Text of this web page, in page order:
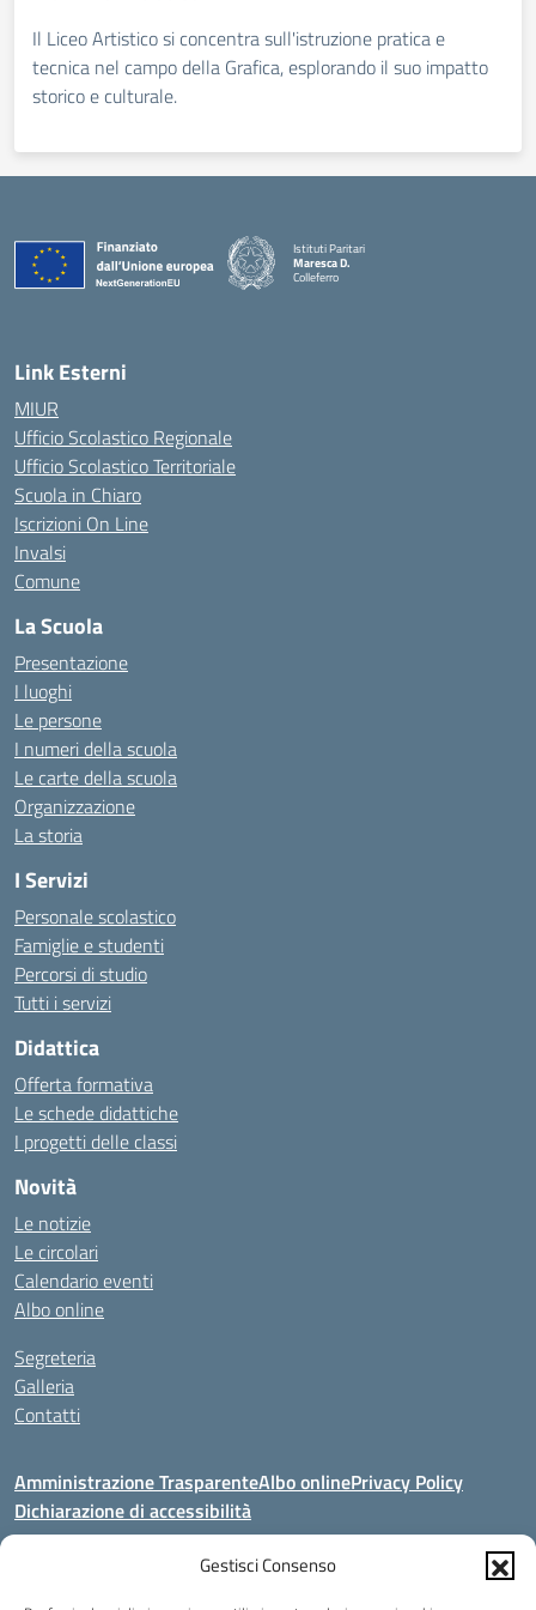
Gestisci Consenso
Il Liceo Artistico si concentra sull'istruzione pratica e
tecnica nel campo della Grafica, esplorando il suo impatto
storico e culturale.
Istituti Paritari
Maresca D.
Colleferro
Link Esterni
MIUR
Ufficio Scolastico Regionale
Ufficio Scolastico Territoriale
Scuola in Chiaro
Iscrizioni On Line
Invalsi
Comune
La Scuola
Presentazione
I luoghi
Le persone
I numeri della scuola
Le carte della scuola
Organizzazione
La storia
I Servizi
Personale scolastico
Famiglie e studenti
Percorsi di studio
Tutti i servizi
Didattica
Offerta formativa
Le schede didattiche
I progetti delle classi
Novità
Le notizie
Le circolari
Calendario eventi
Albo online
Segreteria
Galleria
Contatti
Amministrazione TrasparenteAlbo onlinePrivacy Policy
Dichiarazione di accessibilità